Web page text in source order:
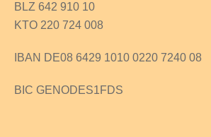
BLZ 642 910 10
KTO 220 724 008
IBAN DE08 6429 1010 0220 7240 08
BIC GENODES1FDS